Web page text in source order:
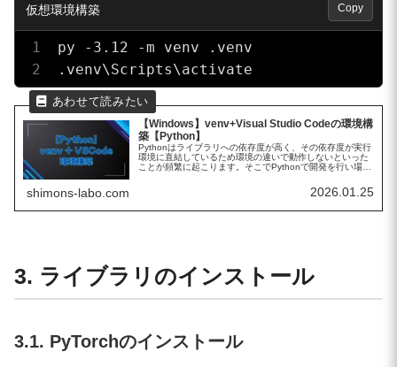
py -3.12 -m venv .venv
.venv\Scripts\activate
Copy
【Windows】venv+Visual Studio Codeの環境構
築【Python】
Pythonはライブラリへの依存度が高く、その依存度が実行
環境に直結しているため環境の違いで動作しないといった
ことが頻繁に起こります。そこでPythonで開発を行い場合
shimons-labo.com 2026.01.25
3. ライブラリのインストール
3.1. PyTorchのインストール